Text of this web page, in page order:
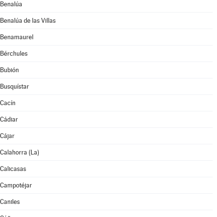
Benalúa
Benalúa de las Villas
Benamaurel
Bérchules
Bubión
Busquístar
Cacín
Cádiar
Cájar
Calahorra (La)
Calicasas
Campotéjar
Caniles